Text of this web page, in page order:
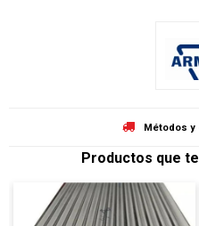
Métodos
Productos que